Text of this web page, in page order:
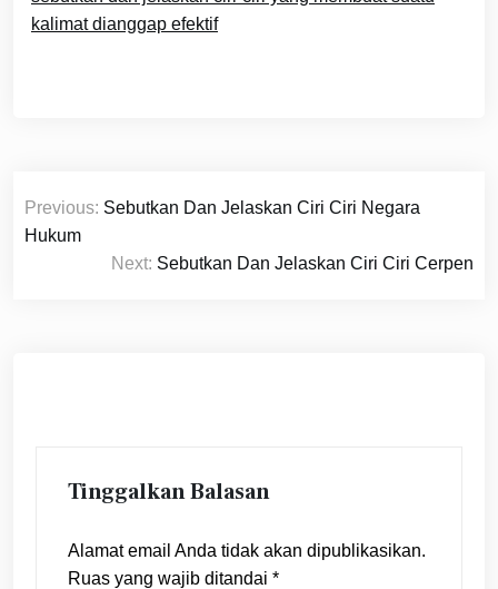
kalimat dianggap efektif
Navigasi
pos
Previous: Sebutkan Dan Jelaskan Ciri Ciri Negara
Hukum
Next: Sebutkan Dan Jelaskan Ciri Ciri Cerpen
Tinggalkan Balasan
Alamat email Anda tidak akan dipublikasikan.
Ruas yang wajib ditandai *